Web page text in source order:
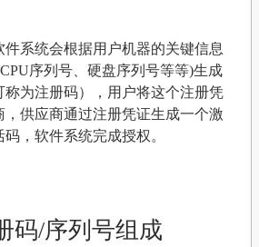
件系统会根据用户机器的关键信息
序列号、硬盘序列号等等)生成
称为注册码），用户将这个注册凭
供应商通过注册凭证生成一个激
，软件系统完成授权。
码/序列号组成